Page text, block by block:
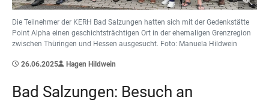
Die Teilnehmer der KERH Bad Salzungen hatten sich mit der Gedenkstätte
Point Alpha einen geschichtsträchtigen Ort in der ehemaligen Grenzregion
zwischen Thüringen und Hessen ausgesucht. Foto: Manuela Hildwein
26.06.2025 Hagen Hildwein
Bad Salzungen: Besuch an